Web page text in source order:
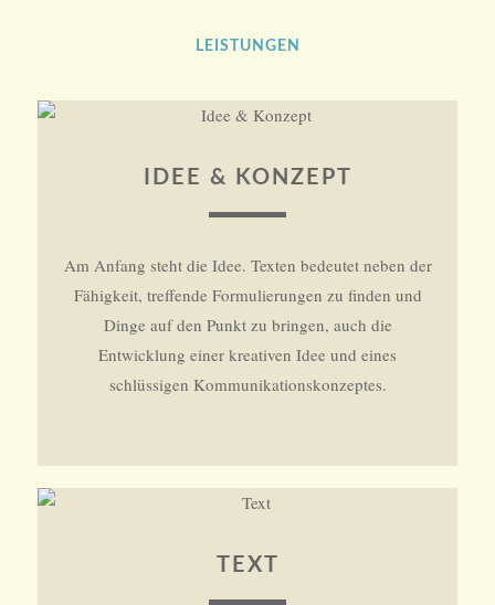
LEISTUNGEN
IDEE & KONZEPT
Am Anfang steht die Idee. Texten bedeutet neben der
Fähigkeit, treffende Formulierungen zu finden und
Dinge auf den Punkt zu bringen, auch die
Entwicklung einer kreativen Idee und eines
schlüssigen Kommunikationskonzeptes.
TEXT